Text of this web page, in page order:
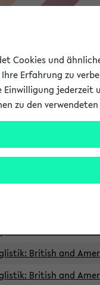
Forschung
British and
British and
British and
British and
Cookies und
Erfahrung zu
Einwilligung jederzeit
zu den verwendeten